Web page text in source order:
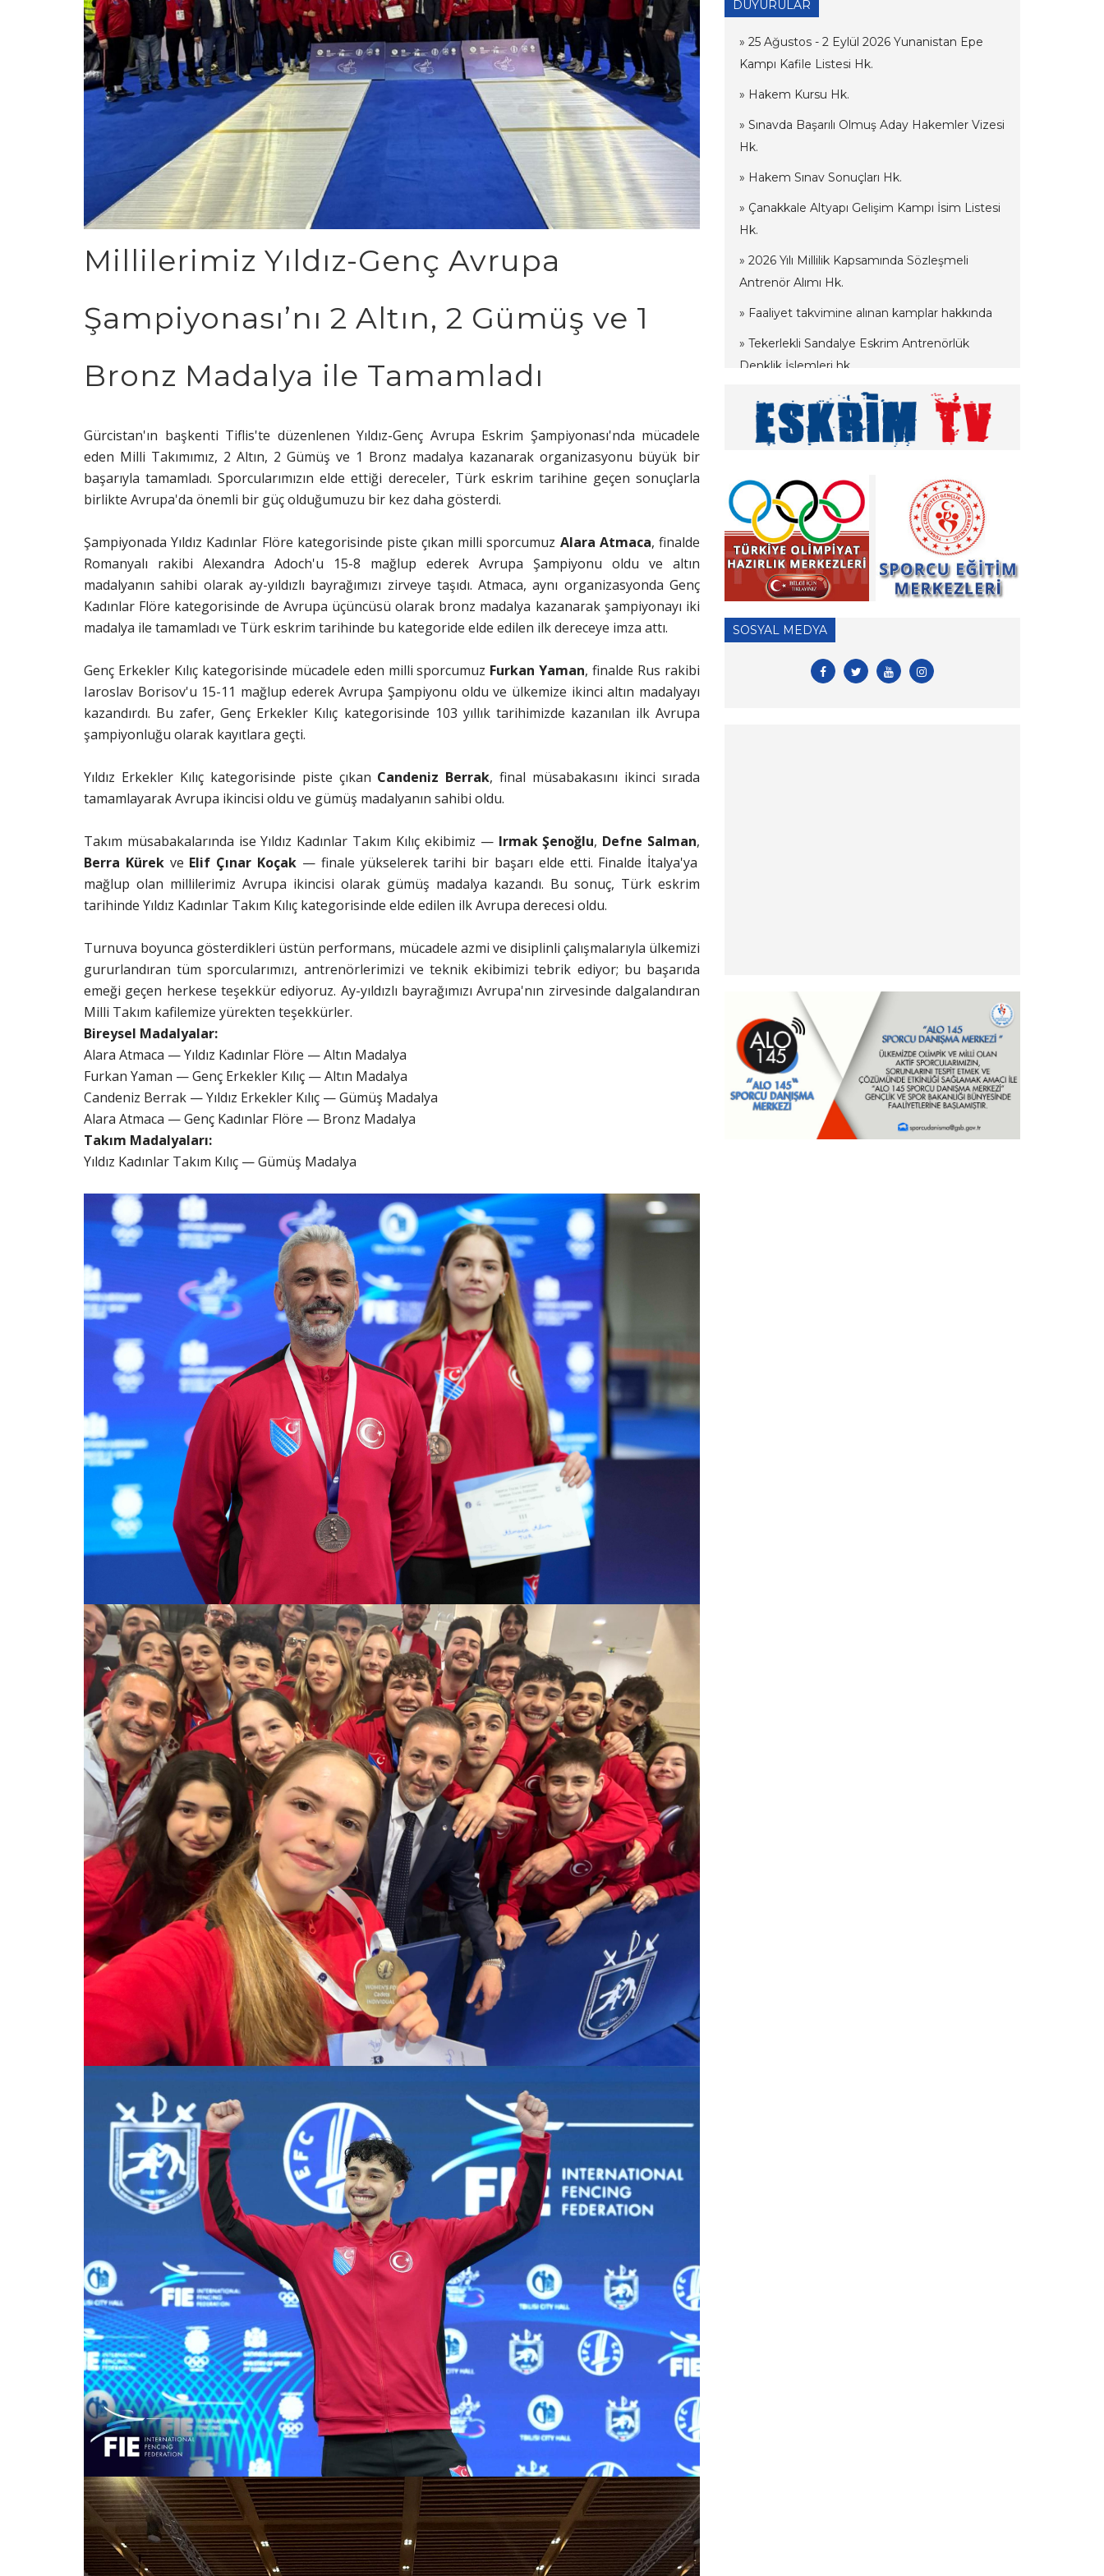
02.03.2026 10:09:17 Paylaş:
Millilerimiz Yıldız-Genç Avrupa
Şampiyonası’nı 2 Altın, 2 Gümüş ve 1
Bronz Madalya ile Tamamladı
Gürcistan'ın başkenti Tiflis'te düzenlenen Yıldız-Genç Avrupa Eskrim Şampiyonası'nda mücadele
eden Milli Takımımız, 2 Altın, 2 Gümüş ve 1 Bronz madalya kazanarak organizasyonu büyük bir
başarıyla tamamladı. Sporcularımızın elde ettiği dereceler, Türk eskrim tarihine geçen sonuçlarla
birlikte Avrupa'da önemli bir güç olduğumuzu bir kez daha gösterdi.
Şampiyonada Yıldız Kadınlar Flöre kategorisinde piste çıkan milli sporcumuz Alara Atmaca, finalde
Romanyalı rakibi Alexandra Adoch'u 15-8 mağlup ederek Avrupa Şampiyonu oldu ve altın
madalyanın sahibi olarak ay-yıldızlı bayrağımızı zirveye taşıdı. Atmaca, aynı organizasyonda Genç
Kadınlar Flöre kategorisinde de Avrupa üçüncüsü olarak bronz madalya kazanarak şampiyonayı iki
madalya ile tamamladı ve Türk eskrim tarihinde bu kategoride elde edilen ilk dereceye imza attı.
Genç Erkekler Kılıç kategorisinde mücadele eden milli sporcumuz Furkan Yaman, finalde Rus rakibi
Iaroslav Borisov'u 15-11 mağlup ederek Avrupa Şampiyonu oldu ve ülkemize ikinci altın madalyayı
kazandırdı. Bu zafer, Genç Erkekler Kılıç kategorisinde 103 yıllık tarihimizde kazanılan ilk Avrupa
şampiyonluğu olarak kayıtlara geçti.
Yıldız Erkekler Kılıç kategorisinde piste çıkan Candeniz Berrak, final müsabakasını ikinci sırada
tamamlayarak Avrupa ikincisi oldu ve gümüş madalyanın sahibi oldu.
Takım müsabakalarında ise Yıldız Kadınlar Takım Kılıç ekibimiz — Irmak Şenoğlu, Defne Salman,
Berra Kürekve Elif Çınar Koçak — finale yükselerek tarihi bir başarı elde etti. Finalde İtalya'ya
mağlup olan millilerimiz Avrupa ikincisi olarak gümüş madalya kazandı. Bu sonuç, Türk eskrim
tarihinde Yıldız Kadınlar Takım Kılıç kategorisinde elde edilen ilk Avrupa derecesi oldu.
Turnuva boyunca gösterdikleri üstün performans, mücadele azmi ve disiplinli çalışmalarıyla ülkemizi
gururlandıran tüm sporcularımızı, antrenörlerimizi ve teknik ekibimizi tebrik ediyor; bu başarıda
emeği geçen herkese teşekkür ediyoruz. Ay-yıldızlı bayrağımızı Avrupa'nın zirvesinde dalgalandıran
Milli Takım kafilemize yürekten teşekkürler.
Bireysel Madalyalar:
Alara Atmaca — Yıldız Kadınlar Flöre — Altın Madalya
Furkan Yaman — Genç Erkekler Kılıç — Altın Madalya
Candeniz Berrak — Yıldız Erkekler Kılıç — Gümüş Madalya
Alara Atmaca — Genç Kadınlar Flöre — Bronz Madalya
Takım Madalyaları:
Yıldız Kadınlar Takım Kılıç — Gümüş Madalya
DUYURULAR
» 25 Ağustos - 2 Eylül 2026 Yunanistan Epe
Kampı Kafile Listesi Hk.
» Hakem Kursu Hk.
» Sınavda Başarılı Olmuş Aday Hakemler Vizesi
Hk.
» Hakem Sınav Sonuçları Hk.
» Çanakkale Altyapı Gelişim Kampı İsim Listesi
Hk.
» 2026 Yılı Millilik Kapsamında Sözleşmeli
Antrenör Alımı Hk.
» Faaliyet takvimine alınan kamplar hakkında
» Tekerlekli Sandalye Eskrim Antrenörlük
Denklik İşlemleri hk.
» Vakıf Üniversiteleri Milli Sporcu Eğitim Bursu
2026 Yılı Başvuruları hk.
» 2026 Yılı Hakem Geç Vize İşlemleri hk.
» ÖDEME İŞLEMLERİ HAKKINDA ÖNEMLİ
DUYURU!
» 2026 Yılı Vizeli Antrenör Listesi
» 2026 Yılı Vize İşlemleri İçin Tesis Yeterlilik
Belgesi Duyurusu
» 2026 yılı Kulüp Spor Dalı Tescili ve Vize
Başvuruları
» 2026 Yılı Sporcu Lisans, Vize ve Transfer
» Hizmet Pasaportu hk - Önemli Duyuru
» Sponsorluk Alacak Sporcular hk - Önemli
Duyuru
SOSYAL MEDYA